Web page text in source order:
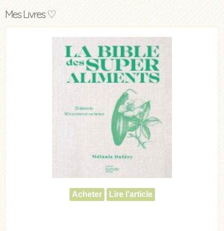
Mes Livres ♡
Acheter Lire l'article